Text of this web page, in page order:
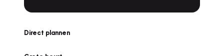
Direct plannen